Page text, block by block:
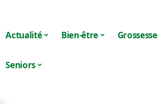
Actualité Bien-être Grossesse
Seniors